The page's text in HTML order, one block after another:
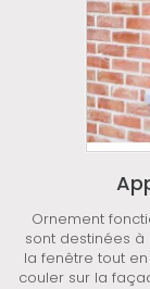
Ornement
sont destinées
la fenêtre tout
couler sur la